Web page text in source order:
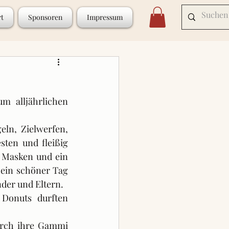
Sponsoren Impressum
alljährlichen
Zielwerfen,
und fleißig
und ein
schöner Tag
und Eltern.
durften
ihre Gammi